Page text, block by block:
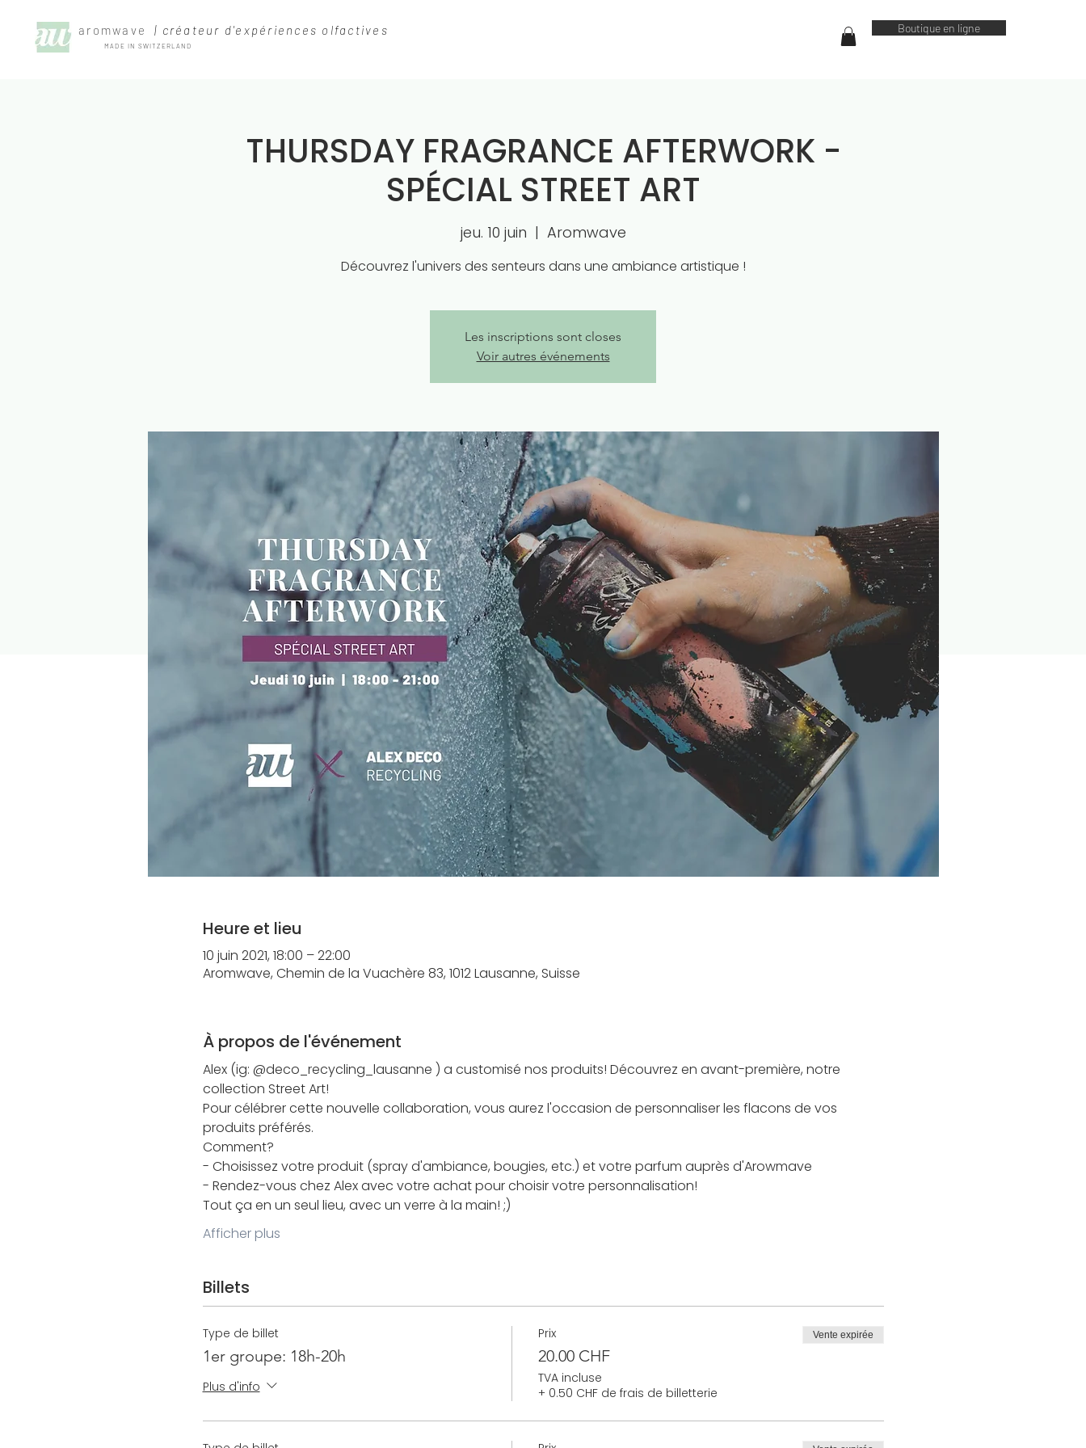
aromwave | créateur d'expériences olfactives
MADE IN SWITZERLAND
Boutique en ligne
THURSDAY FRAGRANCE AFTERWORK -
SPÉCIAL STREET ART
jeu. 10 juin
  |
Aromwave
Découvrez l'univers des senteurs dans une ambiance artistique !
Les inscriptions sont closes
Voir autres événements
Heure et lieu
10 juin 2021, 18:00 – 22:00
Aromwave, Chemin de la Vuachère 83, 1012 Lausanne, Suisse
À propos de l'événement
Alex (ig: @deco_recycling_lausanne ) a customisé nos produits! Découvrez en avant-première, notre
collection Street Art!
Pour célébrer cette nouvelle collaboration, vous aurez l'occasion de personnaliser les flacons de vos
produits préférés.
Comment?
- Choisissez votre produit (spray d'ambiance, bougies, etc.) et votre parfum auprès d'Arowmave
- Rendez-vous chez Alex avec votre achat pour choisir votre personnalisation!
Tout ça en un seul lieu, avec un verre à la main! ;)
Afficher plus
Billets
Type de billet
1er groupe: 18h-20h
Plus d'info
Prix
20.00 CHF
TVA incluse
+ 0.50 CHF de frais de billetterie
Vente expirée